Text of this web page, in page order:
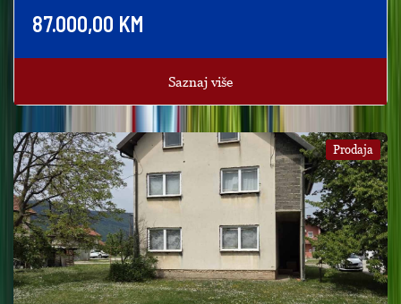
87.000,00 KM
Saznaj više
Prodaja